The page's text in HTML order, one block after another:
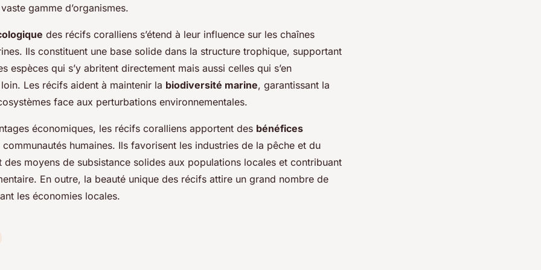
gamme d’organismes.
des récifs coralliens s’étend à leur influence sur les chaînes
Ils constituent une base solide dans la structure trophique, supportant
espèces qui s’y abritent directement mais aussi celles qui s’en
Les récifs aident à maintenir la biodiversité marine, garantissant la
face aux perturbations environnementales.
économiques, les récifs coralliens apportent des bénéfices
humaines. Ils favorisent les industries de la pêche et du
des moyens de subsistance solides aux populations locales et contribuant
En outre, la beauté unique des récifs attire un grand nombre de
les économies locales.